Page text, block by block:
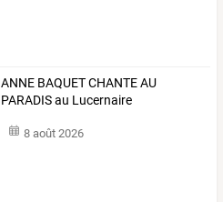
ANNE BAQUET CHANTE AU
PARADIS au Lucernaire
8 août 2026